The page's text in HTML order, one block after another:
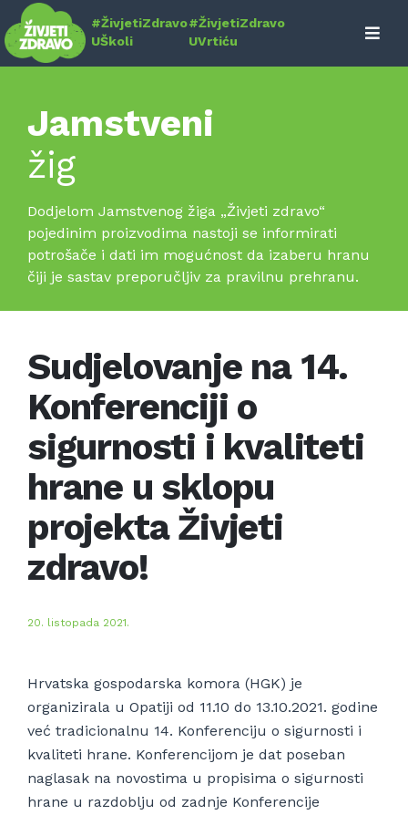
Skip
to
content
#ŽivjetiZdravo
UŠkoli
#ŽivjetiZdravo
UVrtiću
Jamstveni
žig
Dodjelom Jamstvenog žiga „Živjeti zdravo“
pojedinim proizvodima nastoji se informirati
potrošače i dati im mogućnost da izaberu hranu
čiji je sastav preporučljiv za pravilnu prehranu.
Sudjelovanje na 14.
Konferenciji o
sigurnosti i kvaliteti
hrane u sklopu
projekta Živjeti
zdravo!
20. listopada 2021.
Hrvatska gospodarska komora (HGK) je
organizirala u Opatiji od 11.10 do 13.10.2021. godine
već tradicionalnu 14. Konferenciju o sigurnosti i
kvaliteti hrane. Konferencijom je dat poseban
naglasak na novostima u propisima o sigurnosti
hrane u razdoblju od zadnje Konferencije